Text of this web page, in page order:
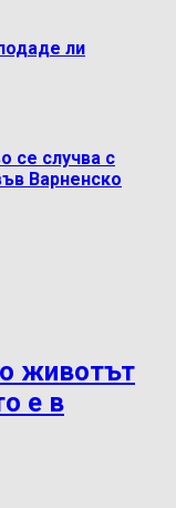
ли
се случва с
Варненско
животът
е в